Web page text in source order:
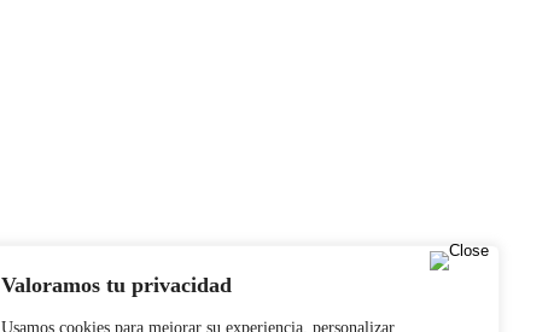
Valoramos tu privacidad
Usamos cookies para mejorar su experiencia, personalizar